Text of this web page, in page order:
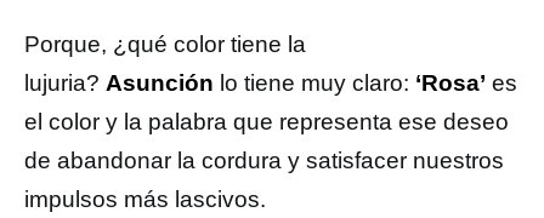
Porque, ¿qué color tiene la
lujuria? Asunción lo tiene muy claro: ‘Rosa’ es
el color y la palabra que representa ese deseo
de abandonar la cordura y satisfacer nuestros
impulsos más lascivos.